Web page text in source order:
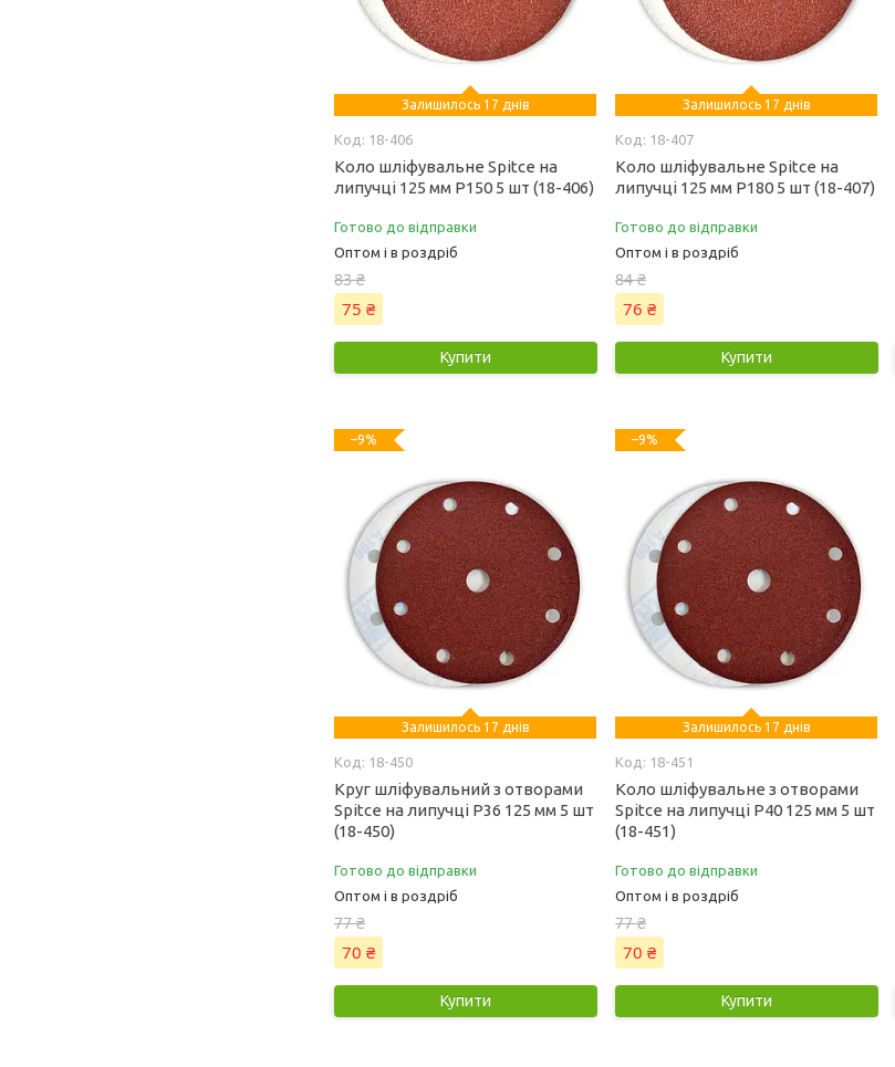
Залишилось 17 днів
18-406
Коло шліфувальне Spitce на
липучці 125 мм Р150 5 шт (18-406)
Готово до відправки
Оптом і в роздріб
83 ₴
75 ₴
Купити
Залишилось 17 днів
18-407
Коло шліфувальне Spitce на
липучці 125 мм Р180 5 шт (18-407)
Готово до відправки
Оптом і в роздріб
84 ₴
76 ₴
Купити
–9%
Залишилось 17 днів
18-450
Круг шліфувальний з отворами
Spitce на липучці Р36 125 мм 5 шт
(18-450)
Готово до відправки
Оптом і в роздріб
77 ₴
70 ₴
Купити
–9%
Залишилось 17 днів
18-451
Коло шліфувальне з отворами
Spitce на липучці Р40 125 мм 5 шт
(18-451)
Готово до відправки
Оптом і в роздріб
77 ₴
70 ₴
Купити